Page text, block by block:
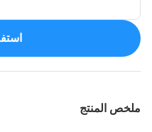
ملخص المنتج